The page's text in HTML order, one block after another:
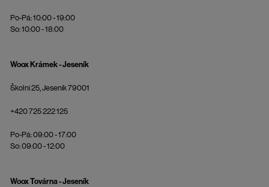
Po-Pá: 10:00 - 19:00
So: 10:00 - 18:00
Woox Krámek - Jeseník
Školní 25, Jeseník 79001
+420 725 222 125
Po-Pá: 09:00 - 17:00
So: 09:00 - 12:00
Woox Továrna - Jeseník